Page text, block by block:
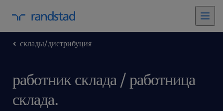
склады/дистрибуция
работник склада / работница
склада.